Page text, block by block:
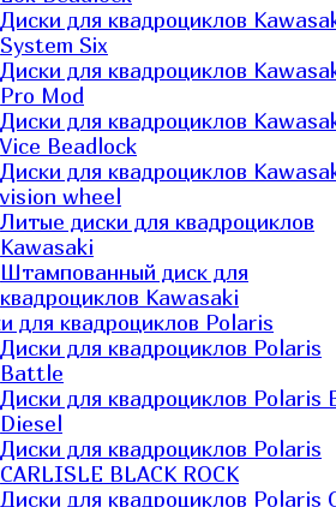
Диски для квадроциклов
System Six
Диски для квадроциклов
Pro Mod
Диски для квадроциклов
Vice Beadlock
Диски для квадроциклов
vision wheel
Литые диски для квадроциклов
Kawasaki​
Штампованный диск для
квадроциклов Kawasaki​
для квадроциклов Polaris
Диски для квадроциклов Polaris
Battle
Диски для квадроциклов Polaris
Diesel
Диски для квадроциклов Polaris
CARLISLE BLACK ROCK
Диски для квадроциклов Polaris